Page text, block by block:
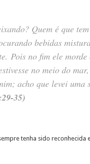
Quem é que
bebidas
Pois no fim ele morde
no meio do
acho que levei uma
35)
tenha sido reconhecida